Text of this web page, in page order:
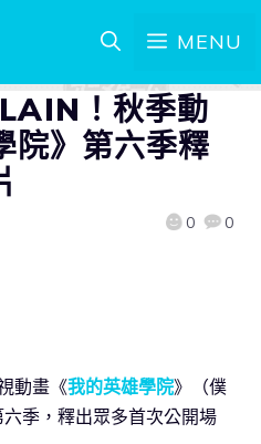
MENU
！秋季動
院》第六季釋
0 0
動畫《我的英雄學院》（僕
季，釋出眾多首次公開場